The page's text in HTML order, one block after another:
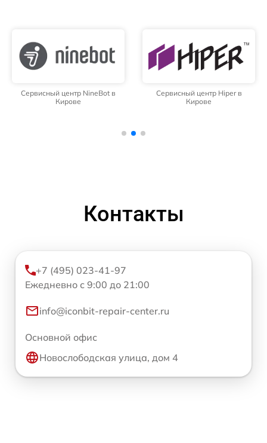
Сервисный центр NineBot в
Кирове
Сервисный центр Hiper в
Кирове
Контакты
+7 (495) 023-41-97
Ежедневно с 9:00 до 21:00
info@iconbit-repair-center.ru
Основной офис
Новослободская улица, дом 4